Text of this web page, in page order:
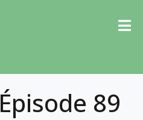
Épisode 89